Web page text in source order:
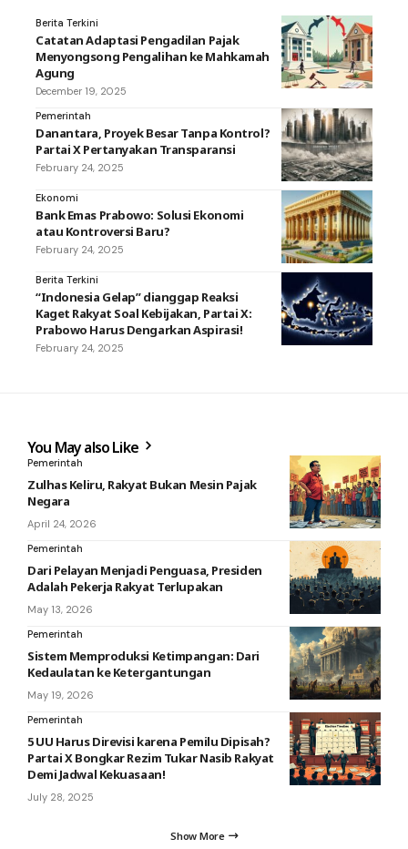
Berita Terkini
Catatan Adaptasi Pengadilan Pajak
Menyongsong Pengalihan ke Mahkamah
Agung
December 19, 2025
Pemerintah
Danantara, Proyek Besar Tanpa Kontrol?
Partai X Pertanyakan Transparansi
February 24, 2025
Ekonomi
Bank Emas Prabowo: Solusi Ekonomi
atau Kontroversi Baru?
February 24, 2025
Berita Terkini
“Indonesia Gelap” dianggap Reaksi
Kaget Rakyat Soal Kebijakan, Partai X:
Prabowo Harus Dengarkan Aspirasi!
February 24, 2025
You May also Like
Pemerintah
Zulhas Keliru, Rakyat Bukan Mesin Pajak
Negara
April 24, 2026
Pemerintah
Dari Pelayan Menjadi Penguasa, Presiden
Adalah Pekerja Rakyat Terlupakan
May 13, 2026
Pemerintah
Sistem Memproduksi Ketimpangan: Dari
Kedaulatan ke Ketergantungan
May 19, 2026
Pemerintah
5 UU Harus Direvisi karena Pemilu Dipisah?
Partai X Bongkar Rezim Tukar Nasib Rakyat
Demi Jadwal Kekuasaan!
July 28, 2025
Show More